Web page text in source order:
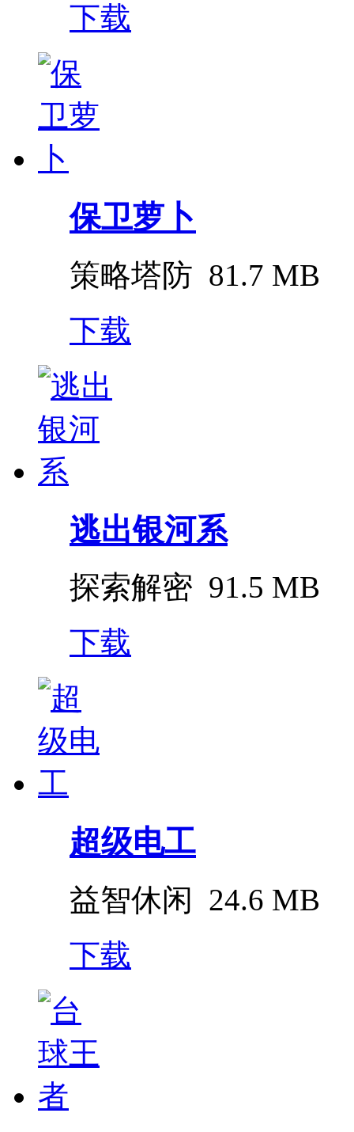
下载
保卫萝卜
策略塔防 81.7 MB
下载
逃出银河系
探索解密 91.5 MB
下载
超级电工
益智休闲 24.6 MB
下载